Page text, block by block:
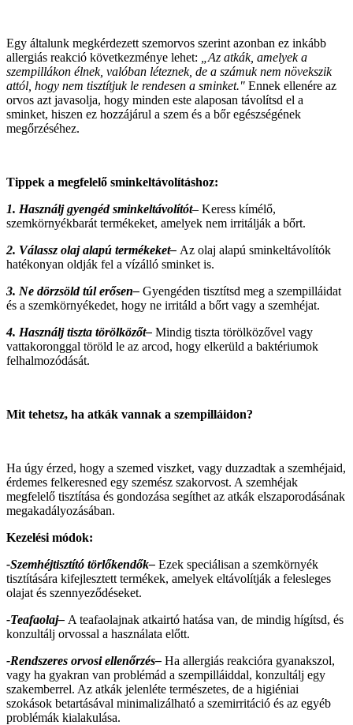
Egy általunk megkérdezett szemorvos szerint azonban ez inkább
allergiás reakció következménye lehet:
„Az atkák, amelyek a
szempillákon élnek, valóban léteznek, de a számuk nem növekszik
attól, hogy nem tisztítjuk le rendesen a sminket." Ennek ellenére az
orvos azt javasolja, hogy minden este alaposan távolítsd el a
sminket, hiszen ez hozzájárul a szem és a bőr egészségének
megőrzéséhez.
Tippek a megfelelő sminkeltávolításhoz:
1. Használj gyengéd sminkeltávolítót– Keress kímélő,
szemkörnyékbarát termékeket, amelyek nem irritálják a bőrt.
2. Válassz olaj alapú termékeket– Az olaj alapú sminkeltávolítók
hatékonyan oldják fel a vízálló sminket is.
3. Ne dörzsöld túl erősen– Gyengéden tisztítsd meg a szempilláidat
és a szemkörnyékedet, hogy ne irritáld a bőrt vagy a szemhéjat.
4. Használj tiszta törölközőt– Mindig tiszta törölközővel vagy
vattakoronggal töröld le az arcod, hogy elkerüld a baktériumok
felhalmozódását.
Mit tehetsz, ha atkák vannak a szempilláidon?
Ha úgy érzed, hogy a szemed viszket, vagy duzzadtak a szemhéjaid,
érdemes felkeresned egy szemész szakorvost. A szemhéjak
megfelelő tisztítása és gondozása segíthet az atkák elszaporodásának
megakadályozásában.
Kezelési módok:
-Szemhéjtisztító törlőkendők– Ezek speciálisan a szemkörnyék
tisztítására kifejlesztett termékek, amelyek eltávolítják a felesleges
olajat és szennyeződéseket.
-Teafaolaj– A teafaolajnak atkairtó hatása van, de mindig hígítsd, és
konzultálj orvossal a használata előtt.
-Rendszeres orvosi ellenőrzés– Ha allergiás reakcióra gyanakszol,
vagy ha gyakran van problémád a szempilláiddal, konzultálj egy
szakemberrel. Az atkák jelenléte természetes, de a higiéniai
szokások betartásával minimalizálható a szemirritáció és az egyéb
problémák kialakulása.